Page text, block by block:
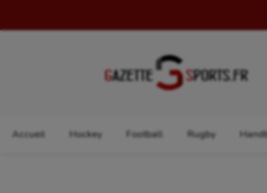
Accueil Hockey Football Rugby